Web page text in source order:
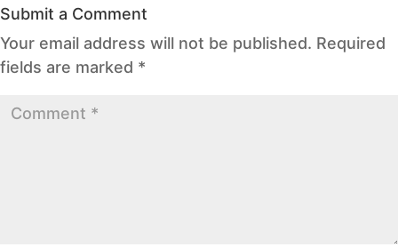
Submit a Comment
Your email address will not be published. Required
fields are marked *